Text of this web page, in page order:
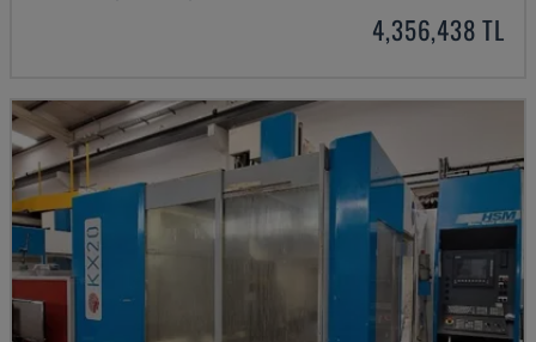
4,356,438 TL